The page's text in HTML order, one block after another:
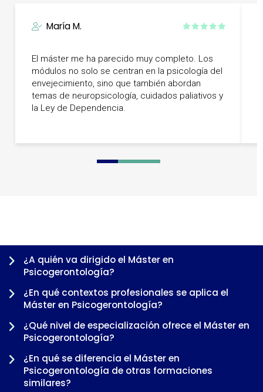
María M.
El máster me ha parecido muy completo. Los
módulos no solo se centran en la psicología del
envejecimiento, sino que también abordan
temas de neuropsicología, cuidados paliativos y
la Ley de Dependencia.
0 1 2 3 4 5 6
¿A quién va dirigido el Máster en
Psicogerontología?
¿En qué contextos profesionales se aplica el
Máster en Psicogerontología?
¿Qué nivel de especialización ofrece el Máster en
Psicogerontología?
¿En qué se diferencia el Máster en
Psicogerontología de otras formaciones
similares?